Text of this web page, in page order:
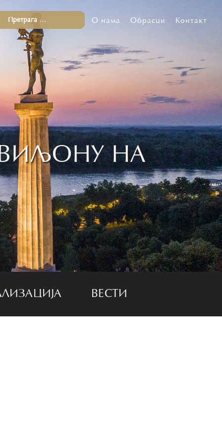
О нама Обрасци Контакт
НА
ВЕСТИ